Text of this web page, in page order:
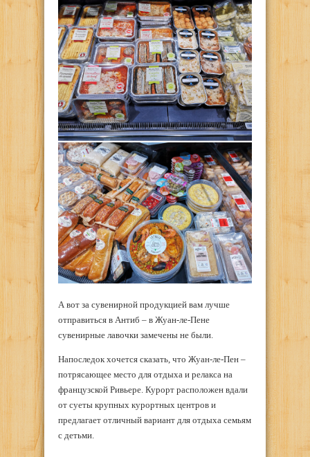
А вот за сувенирной продукцией вам лучше
отправиться в Антиб – в Жуан-ле-Пене
сувенирные лавочки замечены не были.
Напоследок хочется сказать, что Жуан-ле-Пен –
потрясающее место для отдыха и релакса на
французской Ривьере. Курорт расположен вдали
от суеты крупных курортных центров и
предлагает отличный вариант для отдыха семьям
с детьми.